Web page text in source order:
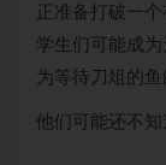
正准备打破一
学生们可能成
为等待刀俎的鱼
他们可能还不知